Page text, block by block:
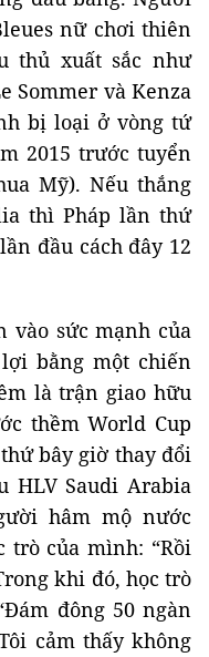
nữ chơi thiên
thủ xuất sắc như
Sommer và Kenza
bị loại ở vòng tứ
2015 trước tuyển
Mỹ). Nếu thắng
thì Pháp lần thứ
đầu cách đây 12
vào sức mạnh của
bằng một chiến
là trận giao hữu
thềm World Cup
bây giờ thay đổi
HLV Saudi Arabia
hâm mộ nước
trò của mình: “Rồi
khi đó, học trò
đông 50 ngàn
cảm thấy không